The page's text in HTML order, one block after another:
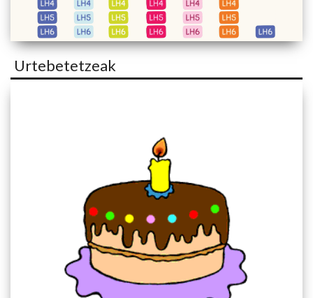
Urtebetetzeak